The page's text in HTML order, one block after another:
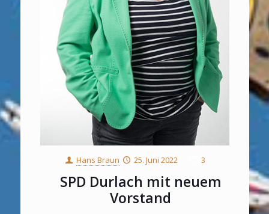
Hans Braun 25. Juni 2022 3
SPD Durlach mit neuem
Vorstand